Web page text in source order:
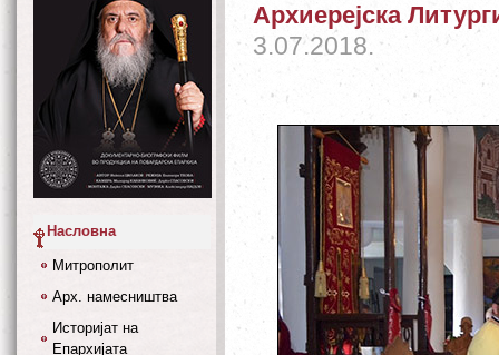
Архиерејска
3.07.2018.
Насловна
Митрополит
Арх. намесништва
Историјат на
Епархијата